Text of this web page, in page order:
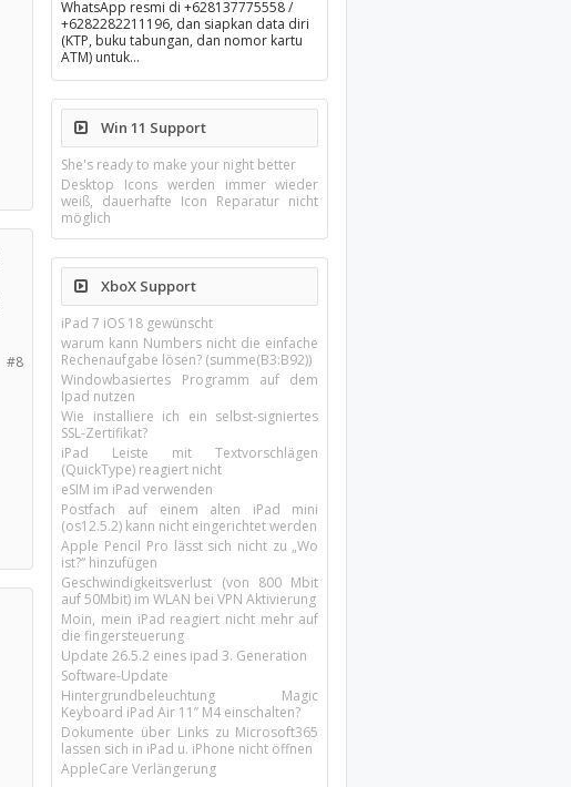
#8
WhatsApp resmi di +628137775558 /
+6282282211196, dan siapkan data diri
(KTP, buku tabungan, dan nomor kartu
ATM) untuk…
Win 11 Support
She's ready to make your night better
Desktop Icons werden immer wieder
weiß, dauerhafte Icon Reparatur nicht
möglich
XboX Support
iPad 7 iOS 18 gewünscht
warum kann Numbers nicht die einfache
Rechenaufgabe lösen? (summe(B3:B92))
Windowbasiertes Programm auf dem
Ipad nutzen
Wie installiere ich ein selbst-signiertes
SSL-Zertifikat?
iPad Leiste mit Textvorschlägen
(QuickType) reagiert nicht
eSIM im iPad verwenden
Postfach auf einem alten iPad mini
(os12.5.2) kann nicht eingerichtet werden
Apple Pencil Pro lässt sich nicht zu „Wo
ist?“ hinzufügen
Geschwindigkeitsverlust (von 800 Mbit
auf 50Mbit) im WLAN bei VPN Aktivierung
Moin, mein iPad reagiert nicht mehr auf
die fingersteuerung
Update 26.5.2 eines ipad 3. Generation
Software-Update
Hintergrundbeleuchtung Magic
Keyboard iPad Air 11’’ M4 einschalten?
Dokumente über Links zu Microsoft365
lassen sich in iPad u. iPhone nicht öffnen
AppleCare Verlängerung